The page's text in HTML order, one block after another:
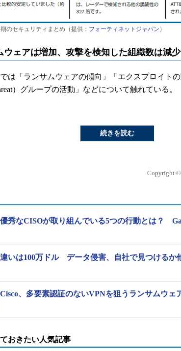
のセキュリティまとめ（提供： フォーティネットジャパン ）
ウェアは増加、攻撃を検知した組織数は減少
は「ランサムウェアの傾向」「エクスプロイトの
）グループの活動」などについて触れている。
続きを読む
Copyright ©
優秀なCISOが取り組んでいる5つの行動とは？
違いは100万ドル データ侵害、自社で見つけるか
Cisco、多要素認証のないVPNを狙うランサムウェ
おきたい人気記事